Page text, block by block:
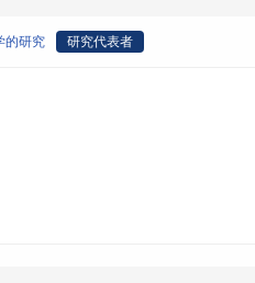
的研究 研究代表者